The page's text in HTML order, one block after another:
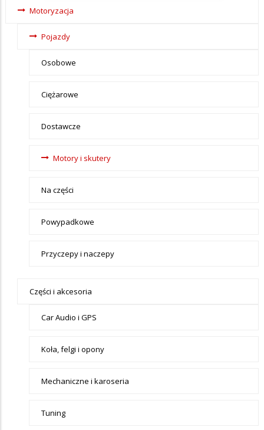
Ogłoszenia
menu-
Motoryzacja
Motoryzacja
Pojazdy
Osobowe
Ciężarowe
Dostawcze
Motory i skutery
Na części
Powypadkowe
Przyczepy i naczepy
Części i akcesoria
Car Audio i GPS
Koła, felgi i opony
Mechaniczne i karoseria
Tuning